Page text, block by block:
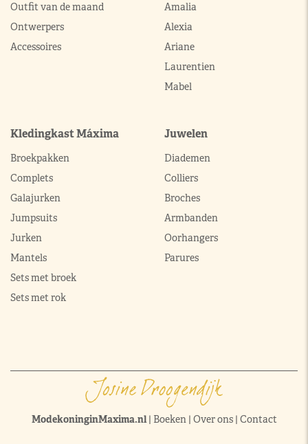
Outfit van de maand
Ontwerpers
Accessoires
Amalia
Alexia
Ariane
Laurentien
Mabel
Kledingkast Máxima
Broekpakken
Complets
Galajurken
Jumpsuits
Jurken
Mantels
Sets met broek
Sets met rok
Juwelen
Diademen
Colliers
Broches
Armbanden
Oorhangers
Parures
ModekoninginMaxima.nl| Boeken| Over ons| Contact